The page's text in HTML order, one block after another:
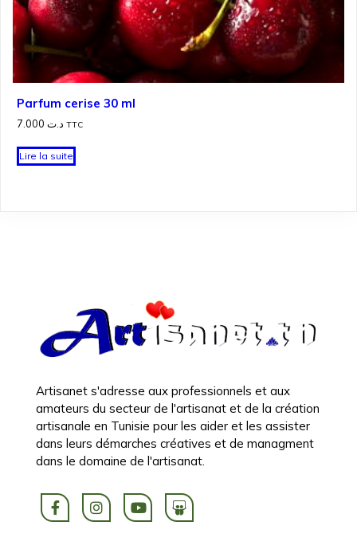
Parfum cerise 30 ml
د.ت TTC
Lire la suite
Artisanet s'adresse aux professionnels et aux
amateurs du secteur de l'artisanat et de la création
artisanale en Tunisie pour les aider et les assister
dans leurs démarches créatives et de managment
dans le domaine de l'artisanat.